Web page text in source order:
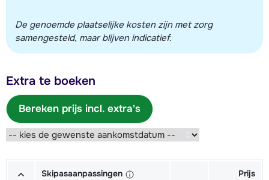
De genoemde plaatselijke kosten zijn met zorg
samengesteld, maar blijven indicatief.
Extra te boeken
Bereken prijs incl. extra's
Skipasaanpassingen Prijs